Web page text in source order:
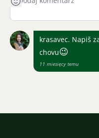
krasavec. Napiš
chovu😉
11 miesięcy temu